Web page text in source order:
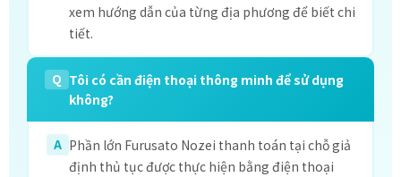
xem hướng dẫn của từng địa phương để biết chi
tiết.
Q Tôi có cần điện thoại thông minh để sử dụng
không?
A Phần lớn Furusato Nozei thanh toán tại chỗ giả
định thủ tục được thực hiện bằng điện thoại